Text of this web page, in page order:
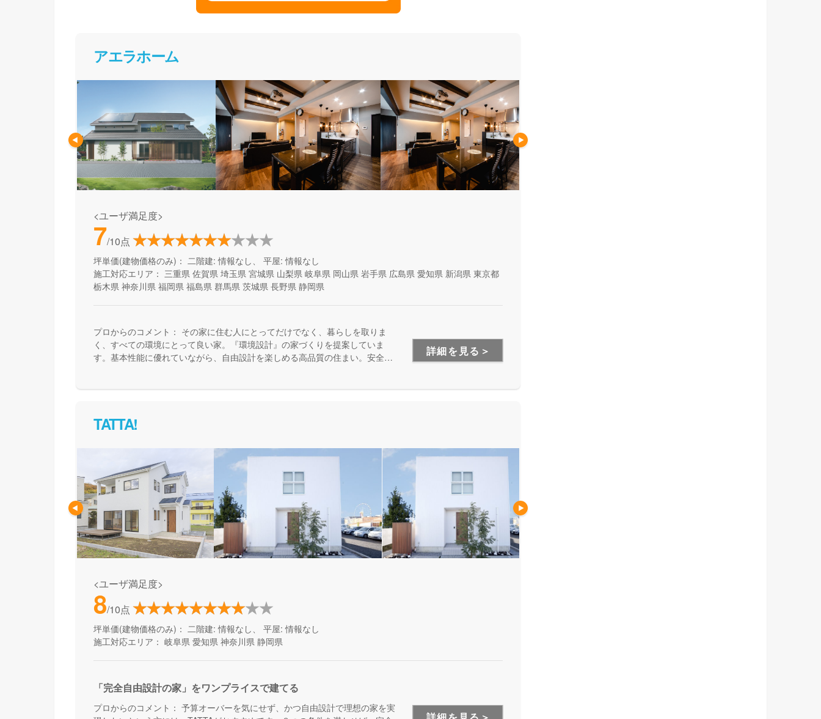
アエラホーム
<ユーザ満足度>
7/10点
坪単価(建物価格のみ)： 二階建: 情報なし、 平屋: 情報なし
施工対応エリア： 三重県 佐賀県 埼玉県 宮城県 山梨県 岐阜県 岡山県 岩手県 広島県 愛知県 新潟県 東京都
栃木県 神奈川県 福岡県 福島県 群馬県 茨城県 長野県 静岡県
プロからのコメント： その家に住む人にとってだけでなく、暮らしを取りま
く、すべての環境にとって良い家。『環境設計』の家づくりを提案していま
す。基本性能に優れていながら、自由設計を楽しめる高品質の住まい。安全
詳細を見る＞
TATTA!
<ユーザ満足度>
8/10点
坪単価(建物価格のみ)： 二階建: 情報なし、 平屋: 情報なし
施工対応エリア： 岐阜県 愛知県 神奈川県 静岡県
「完全自由設計の家」をワンプライスで建てる
プロからのコメント： 予算オーバーを気にせず、かつ自由設計で理想の家を実